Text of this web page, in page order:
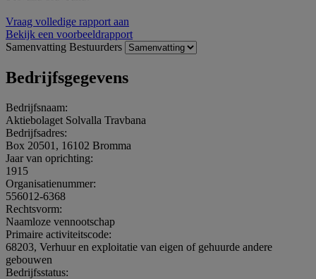
Vraag volledige rapport aan
Bekijk een voorbeeldrapport
Samenvatting Bestuurders
Bedrijfsgegevens
Bedrijfsnaam:
Aktiebolaget Solvalla Travbana
Bedrijfsadres:
Box 20501, 16102 Bromma
Jaar van oprichting:
1915
Organisatienummer:
556012-6368
Rechtsvorm:
Naamloze vennootschap
Primaire activiteitscode:
68203, Verhuur en exploitatie van eigen of gehuurde andere
gebouwen
Bedrijfsstatus: